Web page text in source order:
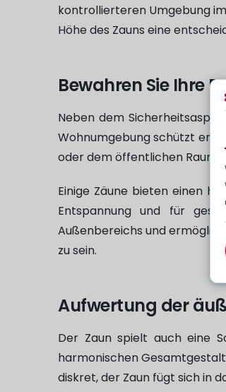
kontrollierteren Umgebung
Höhe des Zauns eine
Bewahren Sie Ihre
Neben dem
Wohnumgebung schützt er
oder dem öffentlichen Raum.
Einige Zäune bieten einen
Entspannung und für
Außenbereichs und
zu sein.
Aufwertung der
Der Zaun spielt auch eine
harmonischen
diskret, der Zaun fügt sich in